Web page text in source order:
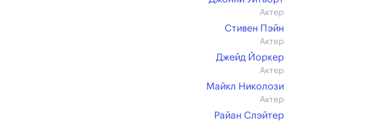
Актер
Стивен Пэйн
Актер
Джейд Йоркер
Актер
Майкл Николози
Актер
Райан Слэйтер